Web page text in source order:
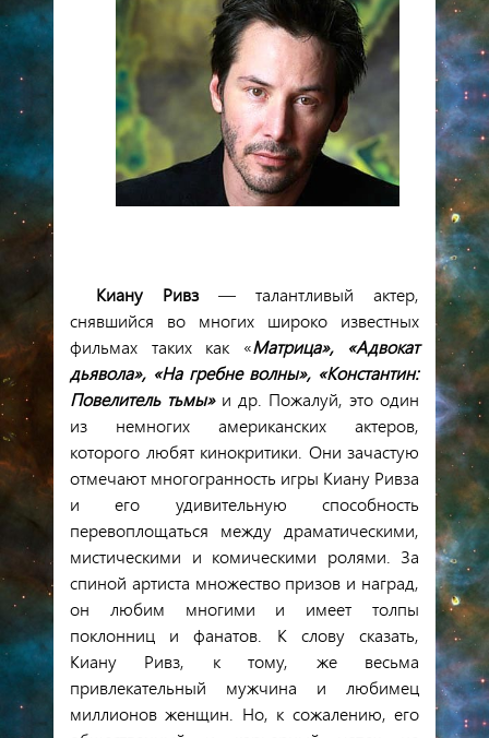
Киану Ривз— талантливый актер,
снявшийся во многих широко известных
фильмах таких как «Матрица», «Адвокат
дьявола», «На гребне волны», «Константин:
Повелитель тьмы» и др. Пожалуй, это один
из немногих американских актеров,
которого любят кинокритики. Они зачастую
отмечают многогранность игры Киану Ривза
и его удивительную способность
перевоплощаться между драматическими,
мистическими и комическими ролями. За
спиной артиста множество призов и наград,
он любим многими и имеет толпы
поклонниц и фанатов. К слову сказать,
Киану Ривз, к тому, же весьма
привлекательный мужчина и любимец
миллионов женщин. Но, к сожалению, его